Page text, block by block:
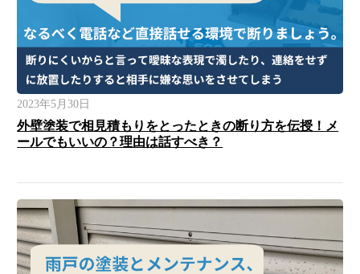
2023年5月30日
外壁塗装で相見積もりをとったときの断り方を伝授！メ
ールでもいいの？理由は話すべき？